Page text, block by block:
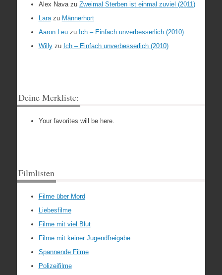
Alex Navazu Zweimal Sterben ist einmal zuviel (2011)
Larazu Männerhort
Aaron Leuzu Ich – Einfach unverbesserlich (2010)
Willyzu Ich – Einfach unverbesserlich (2010)
Deine Merkliste:
Your favorites will be here.
Filmlisten
Filme über Mord
Liebesfilme
Filme mit viel Blut
Filme mit keiner Jugendfreigabe
Spannende Filme
Polizeifilme